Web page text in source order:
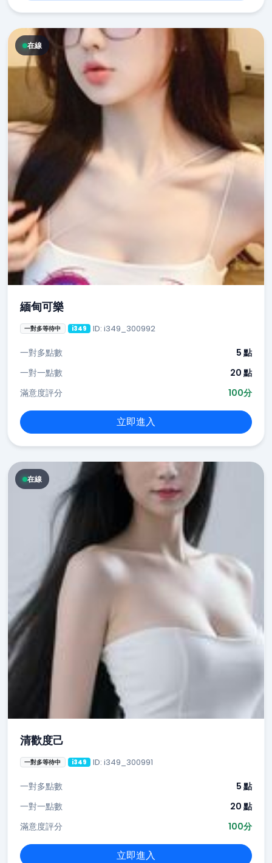
在線
緬甸可樂
一對多等待中 i349 ID: i349_300992
一對多點數
5 點
一對一點數
20 點
滿意度評分
100分
立即進入
在線
清歡度己
一對多等待中 i349 ID: i349_300991
一對多點數
5 點
一對一點數
20 點
滿意度評分
100分
立即進入